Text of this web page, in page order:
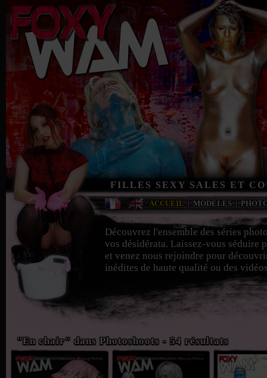
FILLES SEXY SALES ET
ACCUEIL | MODÈLES |
Découvrez l'ensemble des séries
vos désidérata. Laissez-vous séduire
et venez nous rejoindre pour
inédites de haute qualité ou des
"En chair" dans Photoshoots - 54 résultats